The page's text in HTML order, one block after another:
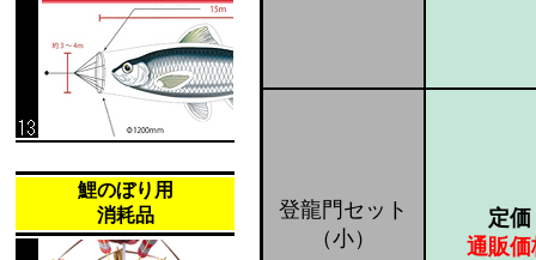
鯉のぼり用
消耗品
登龍門セット
（小）
定
通販